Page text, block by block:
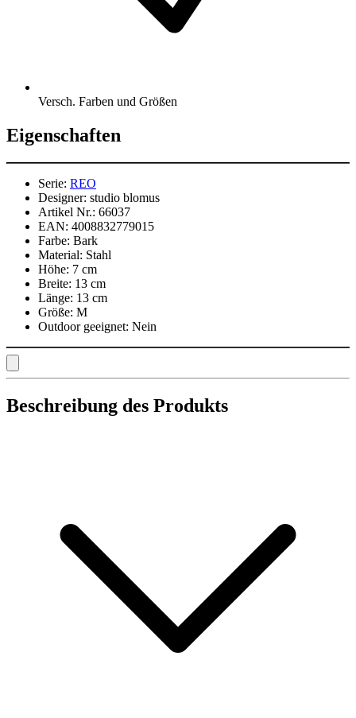
Versch. Farben und Größen
Eigenschaften
Serie: REO
Designer: studio blomus
Artikel Nr.: 66037
EAN: 4008832779015
Farbe: Bark
Material: Stahl
Höhe: 7 cm
Breite: 13 cm
Länge: 13 cm
Größe: M
Outdoor geeignet: Nein
Beschreibung des Produkts